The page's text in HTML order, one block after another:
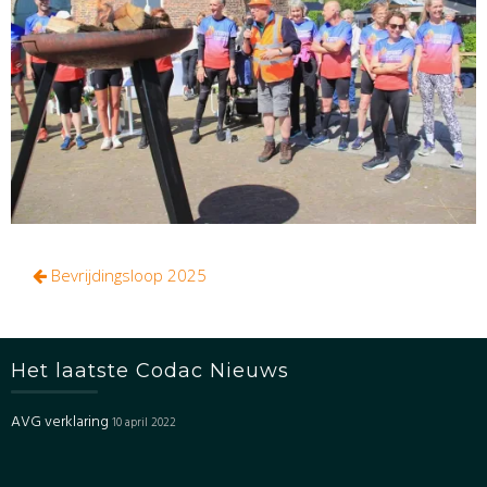
Bericht
Bevrijdingsloop 2025
Het laatste Codac Nieuws
AVG verklaring 10 april 2022